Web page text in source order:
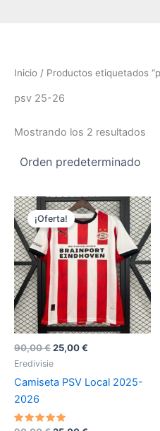
Inicio / Productos etiquetados
psv 25-26
Mostrando los 2 resultados
90,00€El
original
era:
25,00€
es:
¡Oferta!
Eredivisie
Camiseta PSV Local 2025-
2026